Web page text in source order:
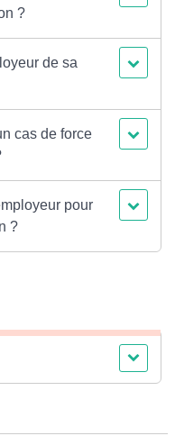
?
de sa
cas de force
pour
?